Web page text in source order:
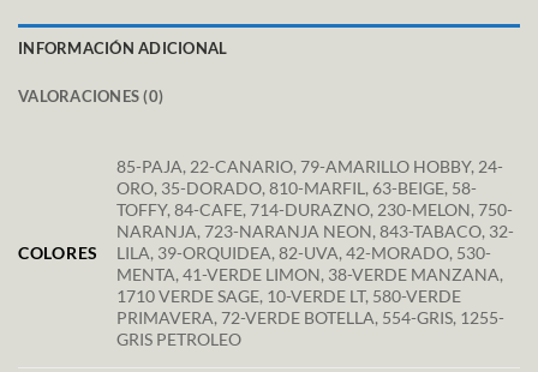
INFORMACIÓN ADICIONAL
VALORACIONES (0)
COLORES
85-PAJA, 22-CANARIO, 79-AMARILLO HOBBY, 24-
ORO, 35-DORADO, 810-MARFIL, 63-BEIGE, 58-
TOFFY, 84-CAFE, 714-DURAZNO, 230-MELON, 750-
NARANJA, 723-NARANJA NEON, 843-TABACO, 32-
LILA, 39-ORQUIDEA, 82-UVA, 42-MORADO, 530-
MENTA, 41-VERDE LIMON, 38-VERDE MANZANA,
1710 VERDE SAGE, 10-VERDE LT, 580-VERDE
PRIMAVERA, 72-VERDE BOTELLA, 554-GRIS, 1255-
GRIS PETROLEO